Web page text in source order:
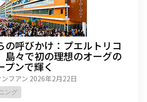
の呼びかけ：プエルトリコ
島々で初の理想のオーグの
プンで輝く
フアン 2026年2月22日
ング